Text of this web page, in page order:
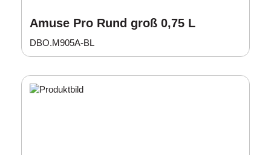
Amuse Pro Rund groß 0,75 L
DBO.M905A-BL